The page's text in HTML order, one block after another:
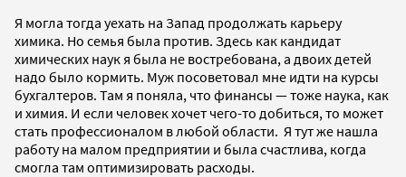
Я могла тогда уехать на Запад продолжать карьеру
химика. Но семья была против. Здесь как кандидат
химических наук я была не востребована, а двоих детей
надо было кормить. Муж посоветовал мне идти на курсы
бухгалтеров. Там я поняла, что финансы — тоже наука, как
и химия. И если человек хочет чего-то добиться, то может
стать профессионалом в любой области. Я тут же нашла
работу на малом предприятии и была счастлива, когда
смогла там оптимизировать расходы.